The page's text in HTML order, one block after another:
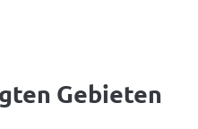
Gebieten